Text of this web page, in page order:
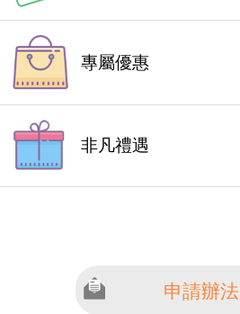
專屬優惠
非凡禮遇
申請辦法